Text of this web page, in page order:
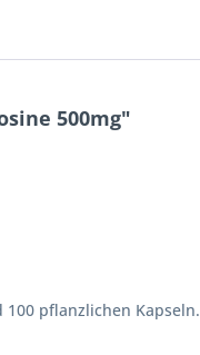
500mg"
pflanzlichen Kapseln.